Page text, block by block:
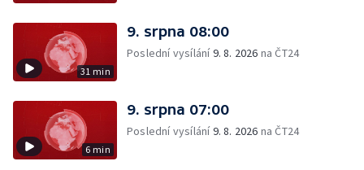
31 min
9. srpna 08:00
Poslední vysílání9. 8. 2026 na ČT24
6 min
9. srpna 07:00
Poslední vysílání9. 8. 2026 na ČT24